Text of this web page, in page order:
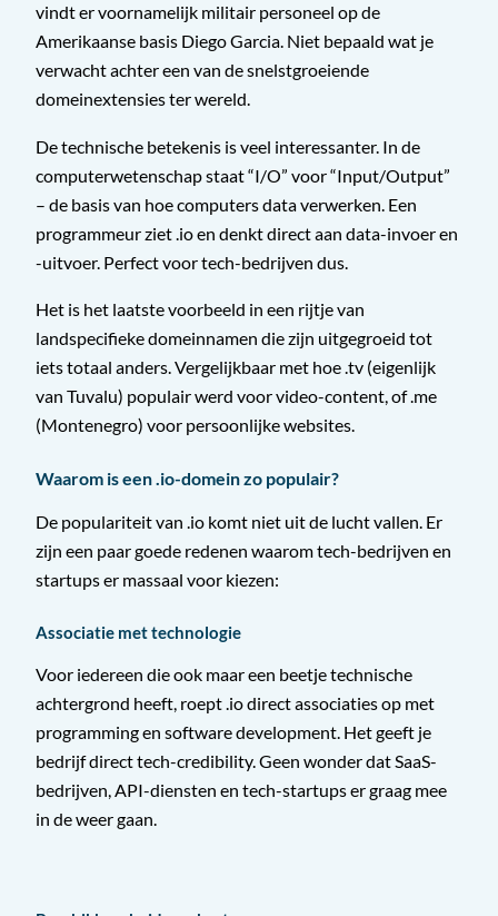
vindt er voornamelijk militair personeel op de
Amerikaanse basis Diego Garcia. Niet bepaald wat je
verwacht achter een van de snelstgroeiende
domeinextensies ter wereld.
De technische betekenis is veel interessanter. In de
computerwetenschap staat “I/O” voor “Input/Output”
– de basis van hoe computers data verwerken. Een
programmeur ziet .io en denkt direct aan data-invoer en
-uitvoer. Perfect voor tech-bedrijven dus.
Het is het laatste voorbeeld in een rijtje van
landspecifieke domeinnamen die zijn uitgegroeid tot
iets totaal anders. Vergelijkbaar met hoe .tv (eigenlijk
van Tuvalu) populair werd voor video-content, of .me
(Montenegro) voor persoonlijke websites.
Waarom is een .io-domein zo populair?
De populariteit van .io komt niet uit de lucht vallen. Er
zijn een paar goede redenen waarom tech-bedrijven en
startups er massaal voor kiezen:
Associatie met technologie
Voor iedereen die ook maar een beetje technische
achtergrond heeft, roept .io direct associaties op met
programming en software development. Het geeft je
bedrijf direct tech-credibility. Geen wonder dat SaaS-
bedrijven, API-diensten en tech-startups er graag mee
in de weer gaan.